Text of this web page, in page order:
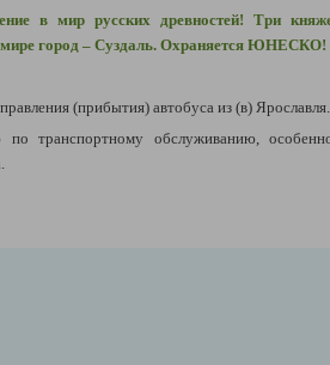
в мир русских древностей! Три
город – Суздаль. Охраняется ЮНЕСКО!
(прибытия) автобуса из (в) Ярославля.
транспортному обслуживанию,